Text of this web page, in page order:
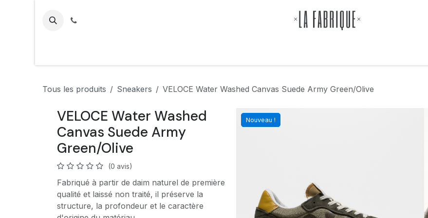
Tous les produits Sneakers VELOCE Water Washed Canvas Suede Army Green/Olive
Nouveau !
Nouveau !
Nouveau !
Nouveau !
Nouveau !
VELOCE Water Washed
Canvas Suede Army
Green/Olive
(0 avis)
Fabriqué à partir de daim naturel de première
qualité et laissé non traité, il préserve la
structure, la profondeur et le caractère